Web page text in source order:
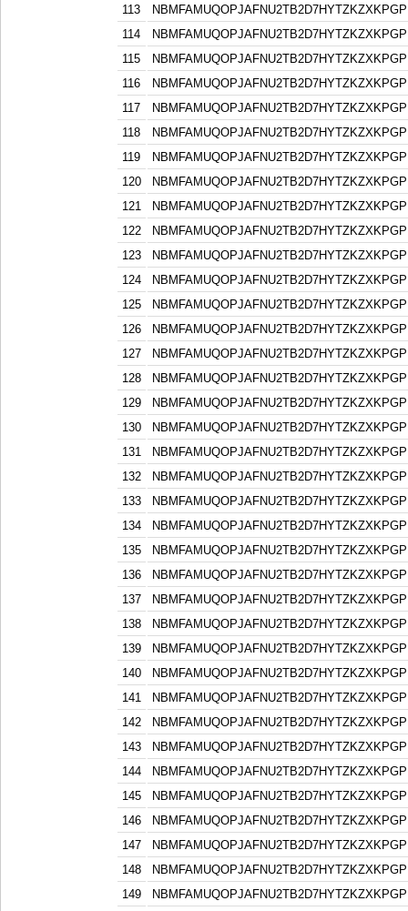
113
114
115
116
117
118
119
120
121
122
123
124
125
126
127
128
129
130
131
132
133
134
135
136
137
138
139
140
141
142
143
144
145
146
147
148
149